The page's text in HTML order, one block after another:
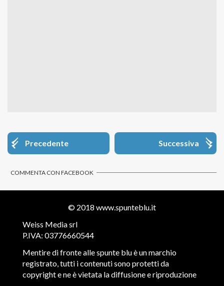
Precedente Successiva
COMMENTA CON FACEBOOK
© 2018 www.spunteblu.it
Weiss Media srl
P.IVA: 03776660544
Mentire di fronte alle spunte blu è un marchio
registrato, tutti i contenuti sono protetti da
copyright e ne è vietata la diffusione e riproduzione